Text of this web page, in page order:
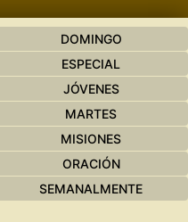
DOMINGO
ESPECIAL
JÓVENES
MARTES
MISIONES
ORACIÓN
SEMANALMENTE